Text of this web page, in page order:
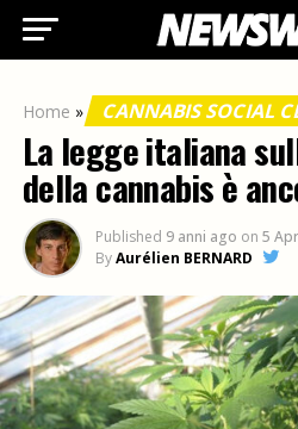
Home » CANNABIS SOCIAL
La legge italiana
della cannabis è
Published 9 anni ago on 5
ByAurélien BERNARD